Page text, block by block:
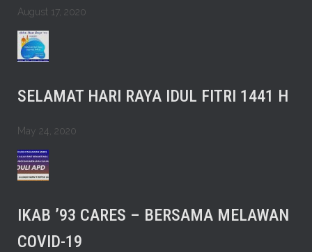
August 17, 2020
SELAMAT HARI RAYA IDUL FITRI 1441 H
May 24, 2020
IKAB ’93 CARES – BERSAMA MELAWAN
COVID-19